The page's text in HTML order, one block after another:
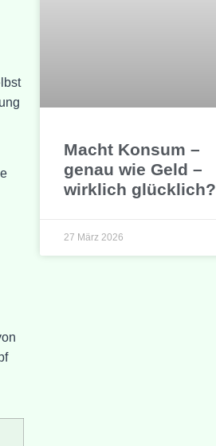
Macht Konsum –
genau wie Geld –
wirklich glücklich?
27 März 2026